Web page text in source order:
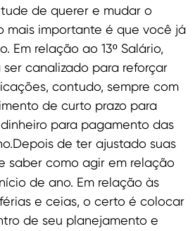
de querer e mudar o
mais importante é que você já
Em relação ao 13º Salário,
canalizado para reforçar
contudo, sempre com
de curto prazo para
para pagamento das
de ter ajustado suas
saber como agir em relação
de ano. Em relação às
e ceias, o certo é colocar
de seu planejamento e